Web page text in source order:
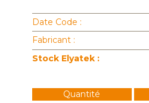
Date Code :
Fabricant :
Stock Elyatek :
Quantité